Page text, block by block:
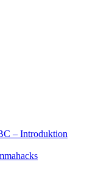
– Introduktion